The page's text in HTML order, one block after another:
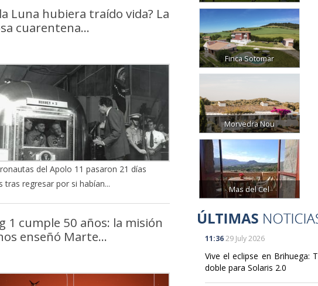
Luna hubiera traído vida? La
cuarentena...
del Apolo 11 pasaron 21 días
tras regresar por si habían...
1 cumple 50 años: la misión
enseñó Marte...
Finca Sotomar
Morvedra Nou
Mas del Cel
11:36 29 July 2026
Vive el eclipse en Brihuega:
doble para Solaris 2.0